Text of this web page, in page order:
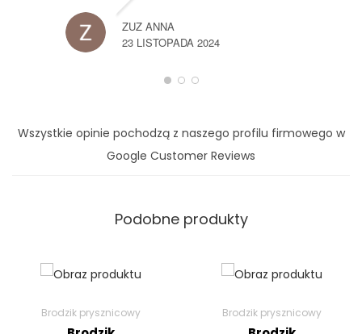
ZUZ ANNA
23 LISTOPADA 2024
Wszystkie opinie pochodzą z naszego profilu firmowego w
Google Customer Reviews
Podobne produkty
Brodzik prysznicowy Brodzik prysznicowy